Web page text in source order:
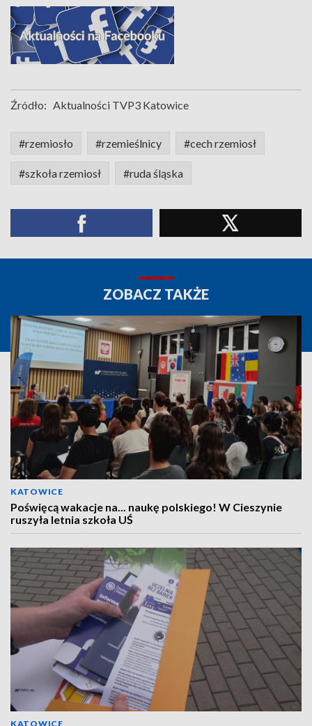
Źródło: Aktualności TVP3 Katowice
#rzemiosło #rzemieślnicy #cech rzemiosł
#szkoła rzemiosł #ruda śląska
ZOBACZ TAKŻE
KATOWICE
Poświęcą wakacje na... naukę polskiego! W Cieszynie
ruszyła letnia szkoła UŚ
KATOWICE